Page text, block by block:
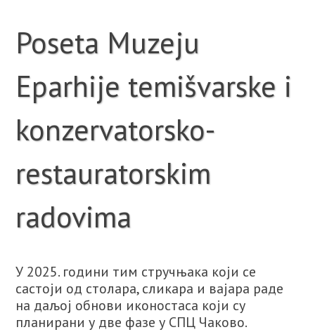
Poseta Muzeju
Eparhije temišvarske i
konzervatorsko-
restauratorskim
radovima
У 2025. години тим стручњака који се
састоји од столара, сликара и вајара раде
на даљој обнови иконостаса који су
планирани у две фазе у СПЦ Чаково.